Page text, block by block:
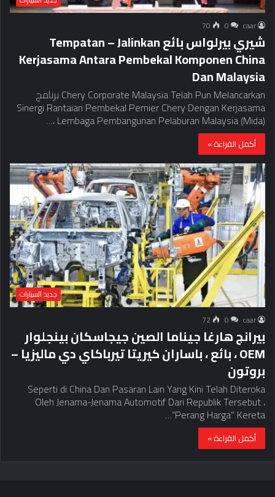
caar
0
70
شيري بيرلواس بائع Tempatan – Jalinkan
Kerjasama Antara Pembekal Komponen China
Dan Malaysia
Chery Corporate Malaysia Telah Pun Melancarkan برنامج
Sinergi Rantaian Pembekal Pemier Chery Dengan Kerjasama
Lembaga Pembangunan Pelaburan Malaysia (Mida) ،…
أكمل القراءة »
جديد السيارات
caar
0
72
بيرانج هارغا جيناما الصين جيجاسكان بينجلوار
OEM ، بائع ، باساران كيريتا تيرباكاي دي ماليزيا –
بروتون
Seperti di China Dan Pasaran Lain Yang Kini Telah Diteroka
Oleh Jenama-Jenama Automotif Dari Republik Tersebut ،
“Perang Harga” Kereta…
أكمل القراءة »